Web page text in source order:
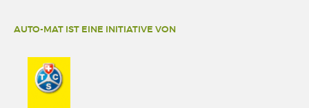
AUTO-MAT IST EINE INITIATIVE VON